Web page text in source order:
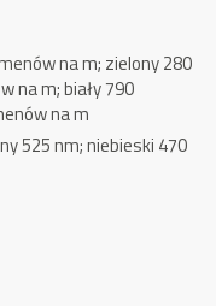
na m; zielony 280
na m;biały 790
na m
525 nm;niebieski 470